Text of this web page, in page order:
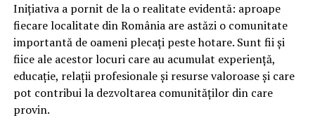
Inițiativa a pornit de la o realitate evidentă: aproape
fiecare localitate din România are astăzi o comunitate
importantă de oameni plecați peste hotare. Sunt fii și
fiice ale acestor locuri care au acumulat experiență,
educație, relații profesionale și resurse valoroase și care
pot contribui la dezvoltarea comunităților din care
provin.